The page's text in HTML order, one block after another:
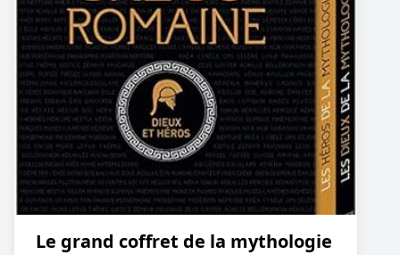
Le grand coffret de la mythologie